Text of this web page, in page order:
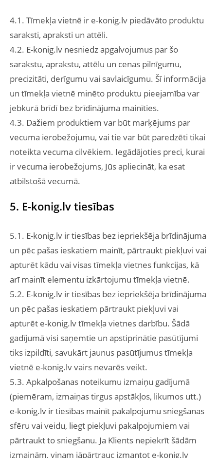
4.1. Tīmekļa vietnē ir e-konig.lv piedāvāto produktu
saraksti, apraksti un attēli.
4.2. E-konig.lv nesniedz apgalvojumus par šo
sarakstu, aprakstu, attēlu un cenas pilnīgumu,
precizitāti, derīgumu vai savlaicīgumu. Šī informācija
un tīmekļa vietnē minēto produktu pieejamība var
jebkurā brīdī bez brīdinājuma mainīties.
4.3. Dažiem produktiem var būt marķējums par
vecuma ierobežojumu, vai tie var būt paredzēti tikai
noteikta vecuma cilvēkiem. Iegādājoties preci, kurai
ir vecuma ierobežojums, Jūs apliecināt, ka esat
atbilstošā vecumā.
5. E-konig.lv tiesības
5.1. E-konig.lv ir tiesības bez iepriekšēja brīdinājuma
un pēc pašas ieskatiem mainīt, pārtraukt piekļuvi vai
apturēt kādu vai visas tīmekļa vietnes funkcijas, kā
arī mainīt elementu izkārtojumu tīmekļa vietnē.
5.2. E-konig.lv ir tiesības bez iepriekšēja brīdinājuma
un pēc pašas ieskatiem pārtraukt piekļuvi vai
apturēt e-konig.lv tīmekļa vietnes darbību. Šādā
gadījumā visi saņemtie un apstiprinātie pasūtījumi
tiks izpildīti, savukārt jaunus pasūtījumus tīmekļa
vietnē e-konig.lv vairs nevarēs veikt.
5.3. Apkalpošanas noteikumu izmaiņu gadījumā
(piemēram, izmaiņas tirgus apstākļos, likumos utt.)
e-konig.lv ir tiesības mainīt pakalpojumu sniegšanas
sfēru vai veidu, liegt piekļuvi pakalpojumiem vai
pārtraukt to sniegšanu. Ja Klients nepiekrīt šādām
izmaiņām, viņam jāpārtrauc izmantot e-konig.lv